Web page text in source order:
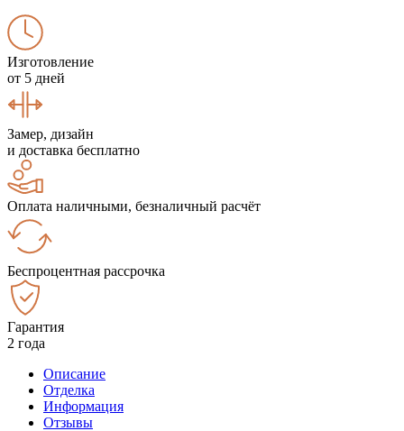
Изготовление
от 5 дней
Замер, дизайн
и доставка бесплатно
Оплата наличными, безналичный расчёт
Беспроцентная рассрочка
Гарантия
2 года
Описание
Отделка
Информация
Отзывы